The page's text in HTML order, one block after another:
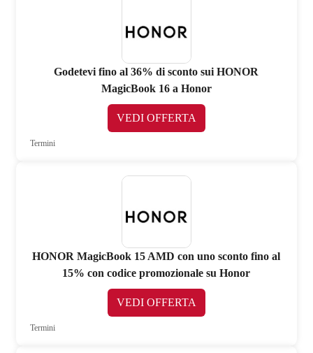
Godetevi fino al 36% di sconto sui HONOR
MagicBook 16 a Honor
VEDI OFFERTA
Termini
HONOR MagicBook 15 AMD con uno sconto fino al
15% con codice promozionale su Honor
VEDI OFFERTA
Termini